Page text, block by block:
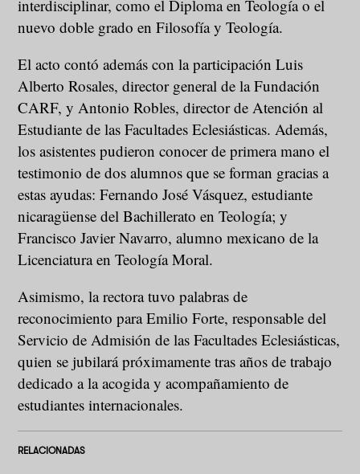
interdisciplinar, como el Diploma en Teología o el
nuevo doble grado en Filosofía y Teología.
El acto contó además con la participación Luis
Alberto Rosales, director general de la Fundación
CARF, y Antonio Robles, director de Atención al
Estudiante de las Facultades Eclesiásticas. Además,
los asistentes pudieron conocer de primera mano el
testimonio de dos alumnos que se forman gracias a
estas ayudas: Fernando José Vásquez, estudiante
nicaragüense del Bachillerato en Teología; y
Francisco Javier Navarro, alumno mexicano de la
Licenciatura en Teología Moral.
Asimismo, la rectora tuvo palabras de
reconocimiento para Emilio Forte, responsable del
Servicio de Admisión de las Facultades Eclesiásticas,
quien se jubilará próximamente tras años de trabajo
dedicado a la acogida y acompañamiento de
estudiantes internacionales.
RELACIONADAS